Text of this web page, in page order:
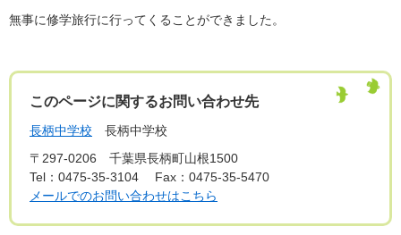
無事に修学旅行に行ってくることができました。
このページに関するお問い合わせ先
長柄中学校
長柄中学校
〒297-0206
千葉県長柄町山根1500
Tel：0475-35-3104
Fax：0475-35-5470
メールでのお問い合わせはこちら